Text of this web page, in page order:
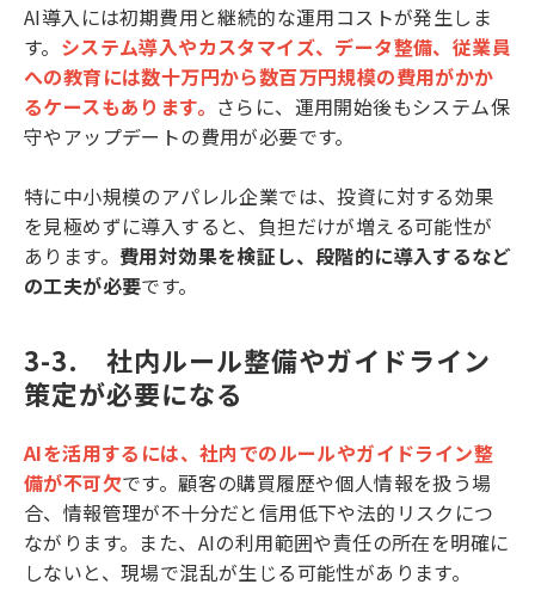
AI導入には初期費用と継続的な運用コストが発生しま
す。 システム導入やカスタマイズ、データ整備、従業員
への教育には数十万円から数百万円規模の費用がかか
るケースもあります。 さらに、運用開始後もシステム保
守やアップデートの費用が必要です。
特に中小規模のアパレル企業では、投資に対する効果
を見極めずに導入すると、負担だけが増える可能性が
あります。 費用対効果を検証し、段階的に導入するなど
の工夫が必要です。
3-3.　社内ルール整備やガイドライン
策定が必要になる
AIを活用するには、社内でのルールやガイドライン整
備が不可欠です。顧客の購買履歴や個人情報を扱う場
合、情報管理が不十分だと信用低下や法的リスクにつ
ながります。また、AIの利用範囲や責任の所在を明確に
しないと、現場で混乱が生じる可能性があります。